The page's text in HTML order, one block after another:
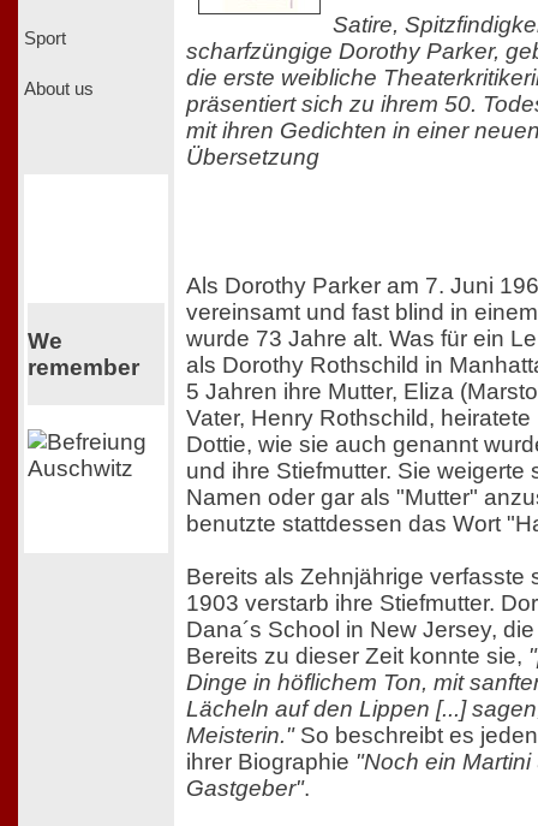
Sport
About us
We
remember
Satire,
scharfzüngige Dorothy Parker,
die erste weibliche
präsentiert sich zu ihrem 50.
mit ihren Gedichten in einer
Übersetzung
Als Dorothy Parker am 7. Juni
vereinsamt und fast blind in
wurde 73 Jahre alt. Was für ein
als Dorothy Rothschild in
5 Jahren ihre Mutter, Eliza
Vater, Henry Rothschild,
Dottie, wie sie auch genannt
und ihre Stiefmutter. Sie weigerte
Namen oder gar als "Mutter"
benutzte stattdessen das Wort
Bereits als Zehnjährige verfasste
1903 verstarb ihre Stiefmutter.
Dana´s School in New Jersey,
Bereits zu dieser Zeit konnte sie,
Dinge in höflichem Ton, mit
Lächeln auf den Lippen [...]
Meisterin."So beschreibt es
ihrer Biographie "Noch ein
Gastgeber".